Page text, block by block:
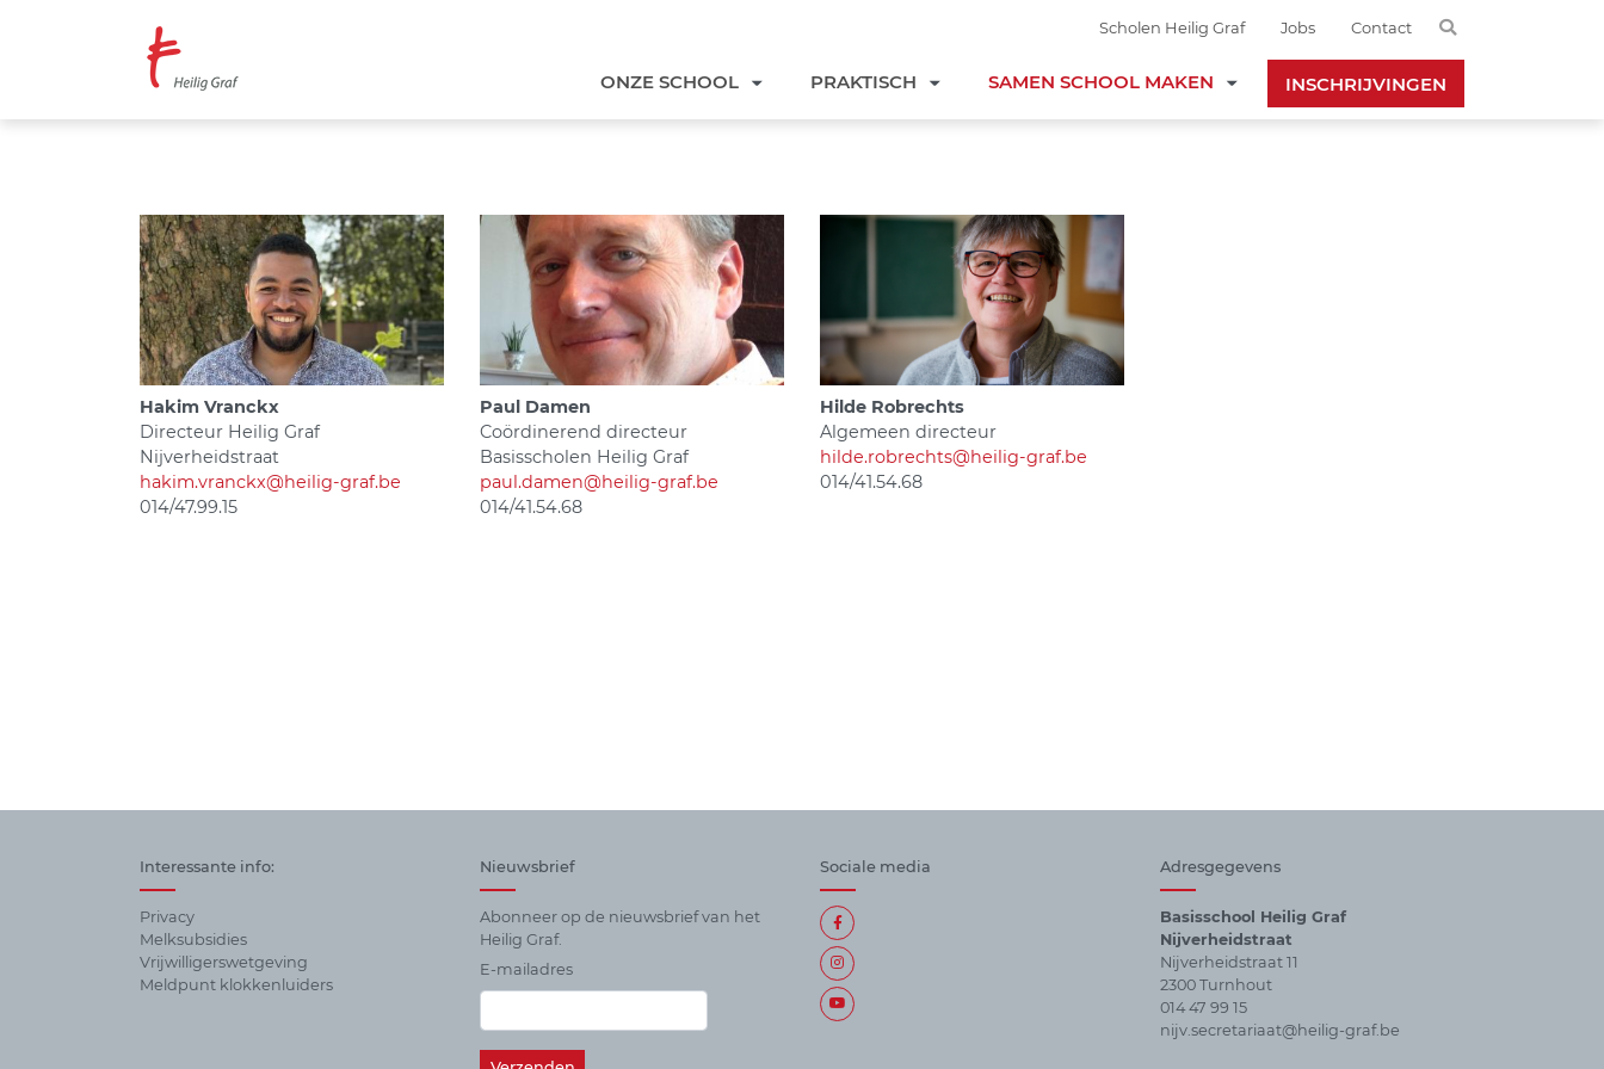
ONZE SCHOOL PRAKTISCH SAMEN SCHOOL MAKEN INSCHRIJVINGEN
Scholen Heilig Graf Jobs ContactSearch
Hakim Vranckx
Directeur Heilig Graf
Nijverheidstraat
hakim.vranckx@heilig-graf.be
014/47.99.15
Paul Damen
Coördinerend directeur
Basisscholen Heilig Graf
paul.damen@heilig-graf.be
014/41.54.68
Hilde Robrechts
Algemeen directeur
hilde.robrechts@heilig-graf.be
014/41.54.68
Interessante info:
Privacy
Melksubsidies
Vrijwilligerswetgeving
Meldpunt klokkenluiders
Nieuwsbrief
Abonneer op de nieuwsbrief van het
Heilig Graf.
E-mailadres
Sociale media Adresgegevens
Basisschool Heilig Graf
Nijverheidstraat
Nijverheidstraat 11
2300 Turnhout
014 47 99 15
nijv.secretariaat@heilig-graf.be